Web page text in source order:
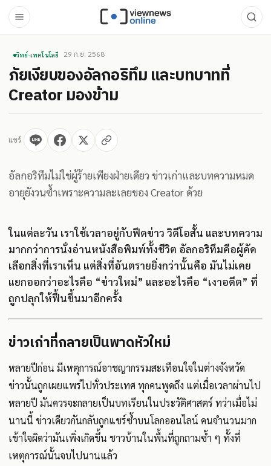
วิทย์-เทคโนโลยี 29 ก.ย. 2568
ภัยเงียบของอัลกอริทึม และบทบาทที่
Creator มองข้าม
แชร์
อัลกอริทึมไม่ใช่ผู้ร้ายเพียงฝ่ายเดียว ข่าวเก่าและบทความหมด
อายุยังวนซ้ำเพราะความละเลยของ Creator ด้วย
ในแต่ละวัน เราใช้เวลาอยู่กับฟีดข่าว วิดีโอสั้น และบทความ
มากกว่าการนั่งอ่านหนังสือพิมพ์ทั้งชีวิต อัลกอริทึมคือผู้คัด
เลือกสิ่งที่เราเห็น แต่สิ่งที่อันตรายยิ่งกว่านั้นคือ มันไม่เคย
แยกออกว่าอะไรคือ “ข่าวใหม่” และอะไรคือ “เงาอดีต” ที่
ถูกปลุกให้ฟื้นขึ้นมาอีกครั้ง
ข่าวเก่าที่กลายเป็นพาดหัวใหม่
หลายปีก่อน มีเหตุการณ์อาชญากรรมสะเทือนใจในต่างจังหวัด
ข่าวนั้นถูกเผยแพร่ไปทั่วประเทศ ทุกคนพูดถึง แต่เมื่อเวลาผ่านไป
หลายปี มันควรจะกลายเป็นบทเรียนในประวัติศาสตร์ ทว่าเมื่อไม่
นานนี้ ข่าวเดียวกันกลับถูกแชร์ซ้ำบนโลกออนไลน์ คนจำนวนมาก
เข้าใจผิดว่ามันเพิ่งเกิดขึ้น ชาวบ้านในพื้นที่ถูกถามซ้ำ ๆ ทั้งที่
เหตุการณ์นั้นจบไปนานแล้ว